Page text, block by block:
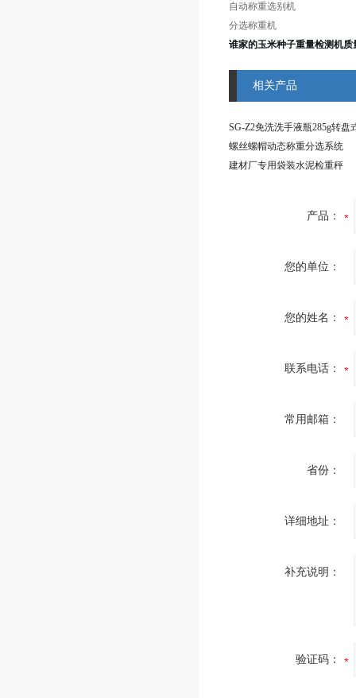
自动称重选别机
分选称重机
谁家的玉米种子重量检测机质
相关产品
螺丝螺帽动态称重分选系统
建材厂专用袋装水泥检重秤
产品：
您的单位：
您的姓名：
联系电话：
常用邮箱：
省份：
详细地址：
补充说明：
验证码：